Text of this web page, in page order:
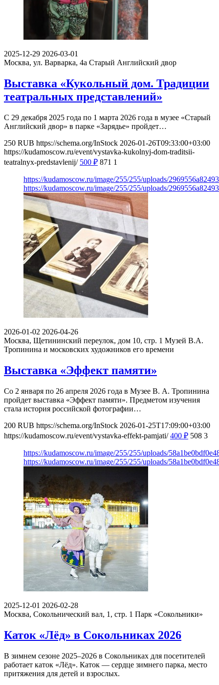
2025-12-29 2026-03-01
Москва, ул. Варварка, 4а Старый Английский двор
Выставка «Кукольный дом. Традиции
театральных представлений»
С 29 декабря 2025 года по 1 марта 2026 года в музее «Старый
Английский двор» в парке «Зарядье» пройдет…
250 RUB https://schema.org/InStock 2026-01-26T09:33:00+03:00
https://kudamoscow.ru/event/vystavka-kukolnyj-dom-traditsii-
teatralnyx-predstavlenij/ 500 ₽ 871 1
https://kudamoscow.ru/image/255/255/uploads/
https://kudamoscow.ru/image/255/255/uploads/
2026-01-02 2026-04-26
Москва, Щетининский переулок, дом 10, стр. 1 Музей В.А.
Тропинина и московских художников его времени
Выставка «Эффект памяти»
Со 2 января по 26 апреля 2026 года в Музее В. А. Тропинина
пройдет выставка «Эффект памяти». Предметом изучения
стала история российской фотографии…
200 RUB https://schema.org/InStock 2026-01-25T17:09:00+03:00
https://kudamoscow.ru/event/vystavka-effekt-pamjati/ 400 ₽ 508 3
https://kudamoscow.ru/image/255/255/uploads/
https://kudamoscow.ru/image/255/255/uploads/
2025-12-01 2026-02-28
Москва, Сокольнический вал, 1, стр. 1 Парк «Сокольники»
Каток «Лёд» в Сокольниках 2026
В зимнем сезоне 2025–2026 в Сокольниках для посетителей
работает каток «Лёд». Каток — сердце зимнего парка, место
притяжения для детей и взрослых.